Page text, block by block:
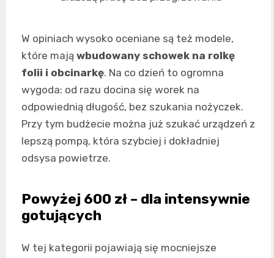
W opiniach wysoko oceniane są też modele,
które mają wbudowany schowek na rolkę
folii i obcinarkę. Na co dzień to ogromna
wygoda: od razu docina się worek na
odpowiednią długość, bez szukania nożyczek.
Przy tym budżecie można już szukać urządzeń z
lepszą pompą, która szybciej i dokładniej
odsysa powietrze.
Powyżej 600 zł – dla intensywnie
gotujących
W tej kategorii pojawiają się mocniejsze